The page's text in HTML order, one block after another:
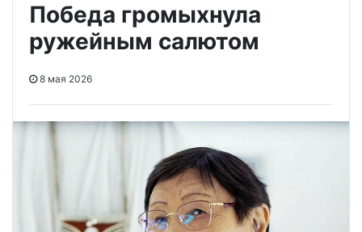
Победа громыхнула
ружейным салютом
8 мая 2026